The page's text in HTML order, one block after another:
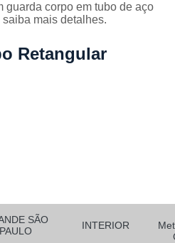
Corrimão de Escada de Ferro
Corrimão em Ferro
Corrimão Inox para Escada
guarda corpo em tubo de aço
mais detalhes.
Retangular
SÃO
PAULO
INTERIOR